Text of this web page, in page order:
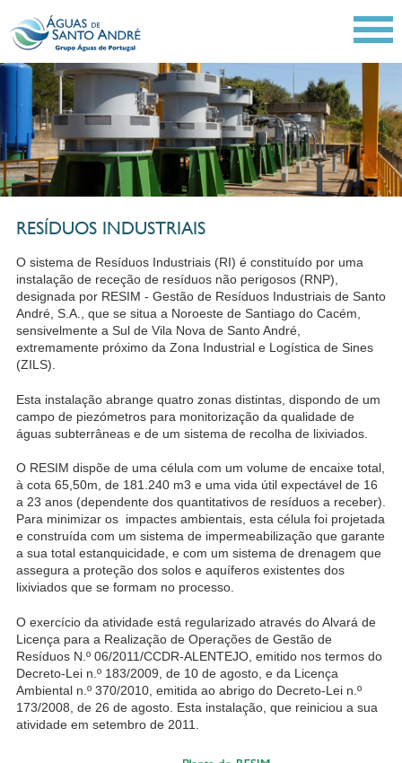
RESÍDUOS INDUSTRIAIS
O sistema de Resíduos Industriais (RI) é constituído por uma
instalação de receção de resíduos não perigosos (RNP),
designada por RESIM - Gestão de Resíduos Industriais de Santo
André, S.A., que se situa a Noroeste de Santiago do Cacém,
sensivelmente a Sul de Vila Nova de Santo André,
extremamente próximo da Zona Industrial e Logística de Sines
(ZILS).
Esta instalação abrange quatro zonas distintas, dispondo de um
campo de piezómetros para monitorização da qualidade de
águas subterrâneas e de um sistema de recolha de lixiviados.
O RESIM dispõe de uma célula com um volume de encaixe total,
à cota 65,50m, de 181.240 m3 e uma vida útil expectável de 16
a 23 anos (dependente dos quantitativos de resíduos a receber).
Para minimizar os impactes ambientais, esta célula foi projetada
e construída com um sistema de impermeabilização que garante
a sua total estanquicidade, e com um sistema de drenagem que
assegura a proteção dos solos e aquíferos existentes dos
lixiviados que se formam no processo.
O exercício da atividade está regularizado através do Alvará de
Licença para a Realização de Operações de Gestão de
Resíduos N.º 06/2011/CCDR-ALENTEJO, emitido nos termos do
Decreto-Lei n.º 183/2009, de 10 de agosto, e da Licença
Ambiental n.º 370/2010, emitida ao abrigo do Decreto-Lei n.º
173/2008, de 26 de agosto. Esta instalação, que reiniciou a sua
atividade em setembro de 2011.